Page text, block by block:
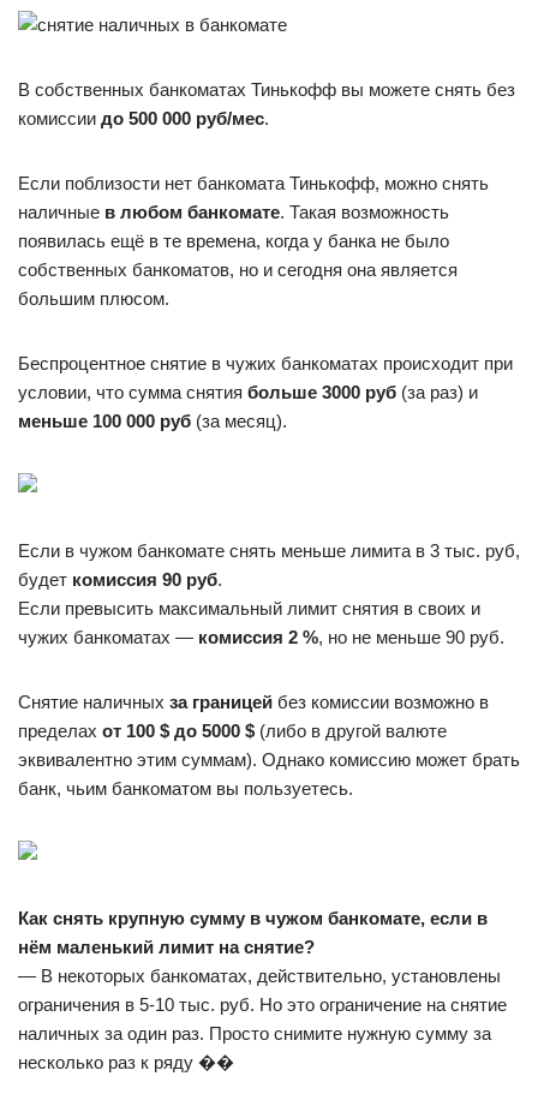
В собственных банкоматах Тинькофф вы можете снять без
комиссии до 500 000 руб/мес.
Если поблизости нет банкомата Тинькофф, можно снять
наличные в любом банкомате. Такая возможность
появилась ещё в те времена, когда у банка не было
собственных банкоматов, но и сегодня она является
большим плюсом.
Беспроцентное снятие в чужих банкоматах происходит при
условии, что сумма снятия больше 3000 руб (за раз) и
меньше 100 000 руб (за месяц).
Если в чужом банкомате снять меньше лимита в 3 тыс. руб,
будет комиссия 90 руб.
Если превысить максимальный лимит снятия в своих и
чужих банкоматах — комиссия 2 %, но не меньше 90 руб.
Снятие наличных за границей без комиссии возможно в
пределах от 100 $ до 5000 $ (либо в другой валюте
эквивалентно этим суммам). Однако комиссию может брать
банк, чьим банкоматом вы пользуетесь.
Как снять крупную сумму в чужом банкомате, если в
нём маленький лимит на снятие?
— В некоторых банкоматах, действительно, установлены
ограничения в 5-10 тыс. руб. Но это ограничение на снятие
наличных за один раз. Просто снимите нужную сумму за
несколько раз к ряду ��